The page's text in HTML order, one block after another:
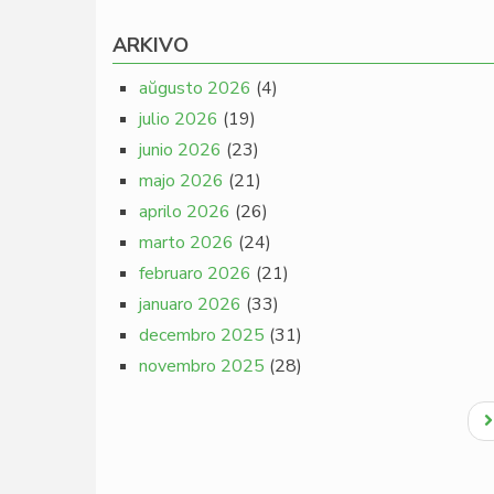
ARKIVO
aŭgusto 2026 (4)
julio 2026 (19)
junio 2026 (23)
majo 2026 (21)
aprilo 2026 (26)
marto 2026 (24)
februaro 2026 (21)
januaro 2026 (33)
decembro 2025 (31)
novembro 2025 (28)